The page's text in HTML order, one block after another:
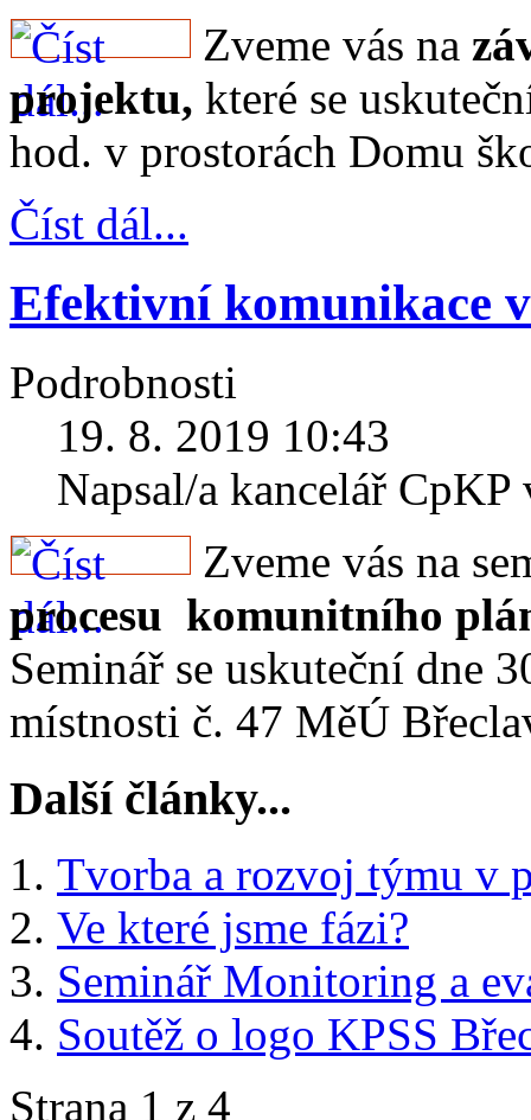
Zveme vás na
projektu, které se
hod. v prostorách Domu
Číst dál...
Efektivní komunikace
Podrobnosti
19. 8. 2019 10:43
Napsal/a kancelář
Zveme vás na
procesu komunitního
Seminář se uskuteční dne
místnosti č. 47 MěÚ
Další články...
Tvorba a rozvoj týmu v
Ve které jsme fázi?
Seminář Monitoring a
Soutěž o logo KPSS
Strana 1 z 4